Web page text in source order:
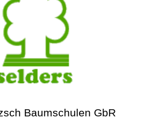
Baumschulen GbR